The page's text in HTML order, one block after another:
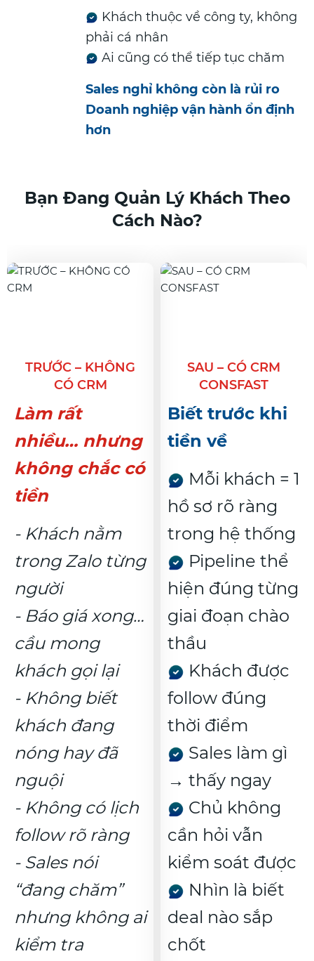
Khách thuộc về công ty, không
phải cá nhân
Ai cũng có thể tiếp tục chăm
Sales nghỉ không còn là rủi ro
Doanh nghiệp vận hành ổn định
hơn
Bạn Đang Quản Lý Khách Theo
Cách Nào?
TRƯỚC – KHÔNG
CÓ CRM
Làm rất
nhiều… nhưng
không chắc có
tiền
- Khách nằm
trong Zalo từng
người
- Báo giá xong…
cầu mong
khách gọi lại
- Không biết
khách đang
nóng hay đã
nguội
- Không có lịch
follow rõ ràng
- Sales nói
“đang chăm”
nhưng không ai
kiểm tra
SAU – CÓ CRM
CONSFAST
Biết trước khi
tiền về
Mỗi khách = 1
hồ sơ rõ ràng
trong hệ thống
Pipeline thể
hiện đúng từng
giai đoạn chào
thầu
Khách được
follow đúng
thời điểm
Sales làm gì
→ thấy ngay
Chủ không
cần hỏi vẫn
kiểm soát được
Nhìn là biết
deal nào sắp
chốt